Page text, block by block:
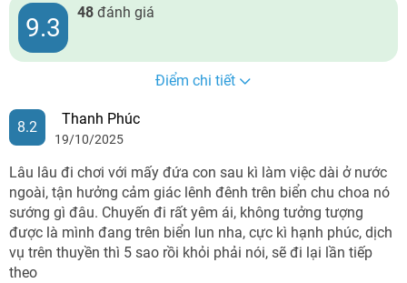
9.3 48 đánh giá
Điểm chi tiết
8.2 Thanh Phúc
19/10/2025
Lâu lâu đi chơi với mấy đứa con sau kì làm việc dài ở nước
ngoài, tận hưởng cảm giác lênh đênh trên biển chu choa nó
sướng gì đâu. Chuyến đi rất yêm ái, không tưởng tượng
được là mình đang trên biển lun nha, cực kì hạnh phúc, dịch
vụ trên thuyền thì 5 sao rồi khỏi phải nói, sẽ đi lại lần tiếp
theo